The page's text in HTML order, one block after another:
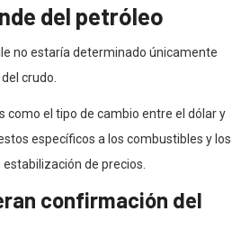
del petróleo
no estaría determinado únicamente
crudo.
como el tipo de cambio entre el dólar y
específicos a los combustibles y los
de precios.
confirmación del